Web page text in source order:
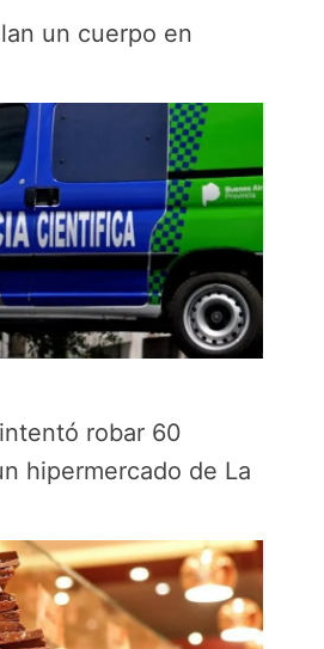
un cuerpo en
robar 60
hipermercado de La